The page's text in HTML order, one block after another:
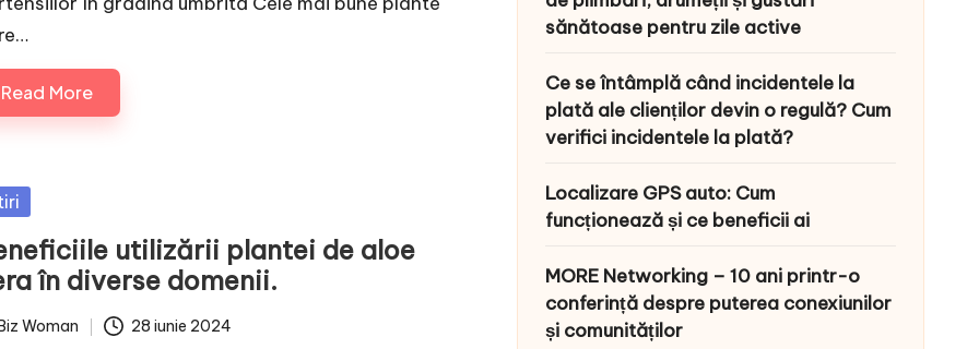
Read More
utilizării plantei de aloe
în diverse domenii.
Woman 28 iunie 2024
sănătoase pentru zile active
Ce se întâmplă când incidentele la
plată ale clienților devin o regulă? Cum
verifici incidentele la plată?
Localizare GPS auto: Cum
funcționează și ce beneficii ai
MORE Networking – 10 ani printr-o
conferință despre puterea conexiunilor
și comunităților